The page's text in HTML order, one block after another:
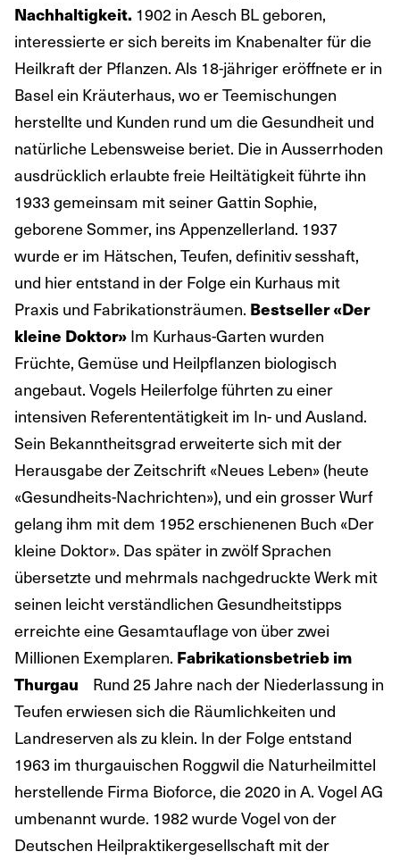
Nachhaltigkeit. 1902 in Aesch BL geboren,
interessierte er sich bereits im Knabenalter für die
Heilkraft der Pflanzen. Als 18-jähriger eröffnete er in
Basel ein Kräuterhaus, wo er Teemischungen
herstellte und Kunden rund um die Gesundheit und
natürliche Lebensweise beriet. Die in Ausserrhoden
ausdrücklich erlaubte freie Heiltätigkeit führte ihn
1933 gemeinsam mit seiner Gattin Sophie,
geborene Sommer, ins Appenzellerland. 1937
wurde er im Hätschen, Teufen, definitiv sesshaft,
und hier entstand in der Folge ein Kurhaus mit
Praxis und Fabrikationsträumen. Bestseller «Der
kleine Doktor»Im Kurhaus-Garten wurden
Früchte, Gemüse und Heilpflanzen biologisch
angebaut. Vogels Heilerfolge führten zu einer
intensiven Referententätigkeit im In- und Ausland.
Sein Bekanntheitsgrad erweiterte sich mit der
Herausgabe der Zeitschrift «Neues Leben» (heute
«Gesundheits-Nachrichten»), und ein grosser Wurf
gelang ihm mit dem 1952 erschienenen Buch «Der
kleine Doktor». Das später in zwölf Sprachen
übersetzte und mehrmals nachgedruckte Werk mit
seinen leicht verständlichen Gesundheitstipps
erreichte eine Gesamtauflage von über zwei
Millionen Exemplaren. Fabrikationsbetrieb im
Thurgau
Rund 25 Jahre nach der Niederlassung in
Teufen erwiesen sich die Räumlichkeiten und
Landreserven als zu klein. In der Folge entstand
1963 im thurgauischen Roggwil die Naturheilmittel
herstellende Firma Bioforce, die 2020 in A. Vogel AG
umbenannt wurde. 1982 wurde Vogel von der
Deutschen Heilpraktikergesellschaft mit der